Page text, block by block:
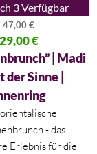
3 Verfügbar
47,00€
Preis war:
29,00€
ist: 29,00 €.
| Madi
der Sinne |
- das
Erlebnis für die